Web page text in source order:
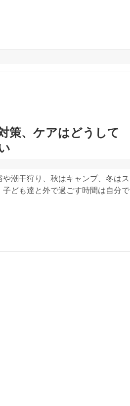
策、ケアはどうして
潮干狩り、秋はキャンプ、冬はス
ども達と外で過ごす時間は自分で